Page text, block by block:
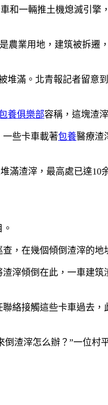
和一輛推土機熄滅引擎
農業用地，建筑被拆遷
滿。北青報記者留意
養俱樂部容稱，這塊渣
一些卡車載著包養醫療渣
滿渣滓，最高處已達10
，在幾個傾倒渣滓的地
滓傾倒在此，一車建筑
絡接觸這些卡車過去，
渣滓怎么辦？”一位村